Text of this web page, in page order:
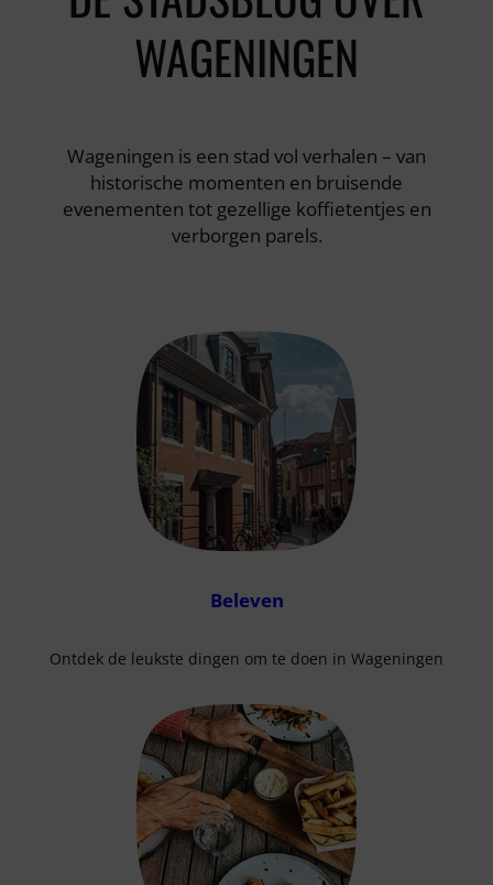
WAGENINGEN
Wageningen is een stad vol verhalen – van
historische momenten en bruisende
evenementen tot gezellige koffietentjes en
verborgen parels.
Beleven
Ontdek de leukste dingen om te doen in Wageningen